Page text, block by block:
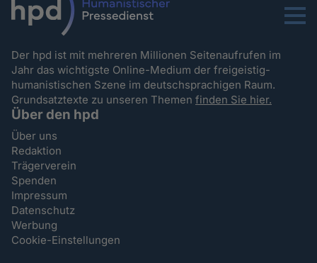
Menu
Der hpd ist mit mehreren Millionen Seitenaufrufen im
Jahr das wichtigste Online-Medium der freigeistig-
humanistischen Szene im deutschsprachigen Raum.
Grundsatztexte zu unseren Themenfinden Sie hier.
Über den hpd
Über uns
Redaktion
Trägerverein
Spenden
Impressum
Datenschutz
Werbung
Cookie-Einstellungen